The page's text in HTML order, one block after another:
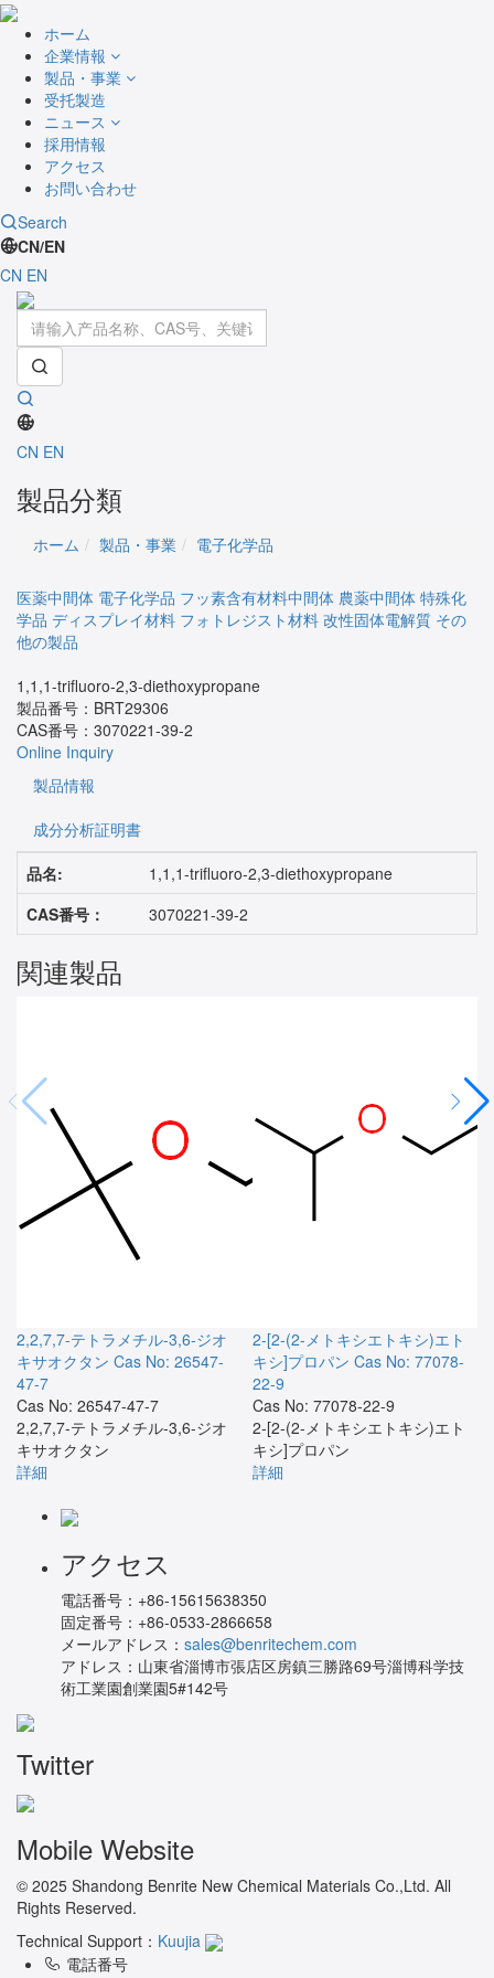
ホーム
企業情報
製品・事業
受托製造
ニュース
採用情報
アクセス
お問い合わせ
Search
CN/EN
CN EN
CN EN
製品分類
ホーム 製品・事業 電子化学品
医薬中間体 電子化学品 フッ素含有材料中間体 農薬中間体 特殊化
学品 ディスプレイ材料 フォトレジスト材料 改性固体電解質 その
他の製品
1,1,1-trifluoro-2,3-diethoxypropane
製品番号： BRT29306
CAS番号： 3070221-39-2
Online Inquiry
製品情報
成分分析証明書
品名:
1,1,1-trifluoro-2,3-diethoxypropane
CAS番号：
3070221-39-2
関連製品
2,2,7,7-テトラメチル-3,6-ジオ
キサオクタン Cas No: 26547-
47-7
Cas No: 26547-47-7
2,2,7,7-テトラメチル-3,6-ジオ
キサオクタン
詳細
2-[2-(2-メトキシエトキシ)エト
キシ]プロパン Cas No: 77078-
22-9
Cas No: 77078-22-9
2-[2-(2-メトキシエトキシ)エト
キシ]プロパン
詳細
アクセス
電話番号： +86-15615638350
固定番号： +86-0533-2866658
メールアドレス： sales@benritechem.com
アドレス： 山東省淄博市張店区房鎮三勝路69号淄博科学技
術工業園創業園5#142号
Twitter
Mobile Website
© 2025 Shandong Benrite New Chemical Materials Co.,Ltd. All
Rights Reserved.
Technical Support： Kuujia
電話番号